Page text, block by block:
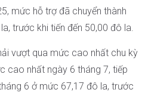
mức hỗ trợ đã chuyển thành
trước khi tiến đến 50,00 đô la.
vượt qua mức cao nhất chu kỳ
cao nhất ngày 6 tháng 7, tiếp
6 ở mức 67,17 đô la, trước